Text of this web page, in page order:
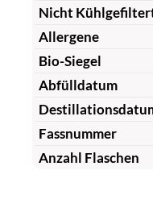
Nicht
Allergene
Bio-Siegel
Abfülldatum
Fassnummer
Anzahl Flaschen